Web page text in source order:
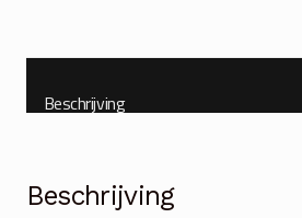
Beschrijving
Beschrijving